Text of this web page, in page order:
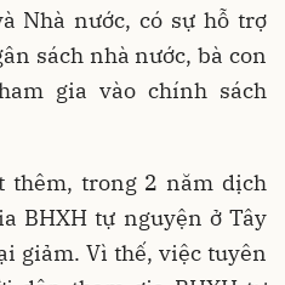
Nhà nước, có sự hỗ trợ
sách nhà nước, bà con
gia vào chính sách
thêm, trong 2 năm dịch
BHXH tự nguyện ở Tây
giảm. Vì thế, việc tuyên